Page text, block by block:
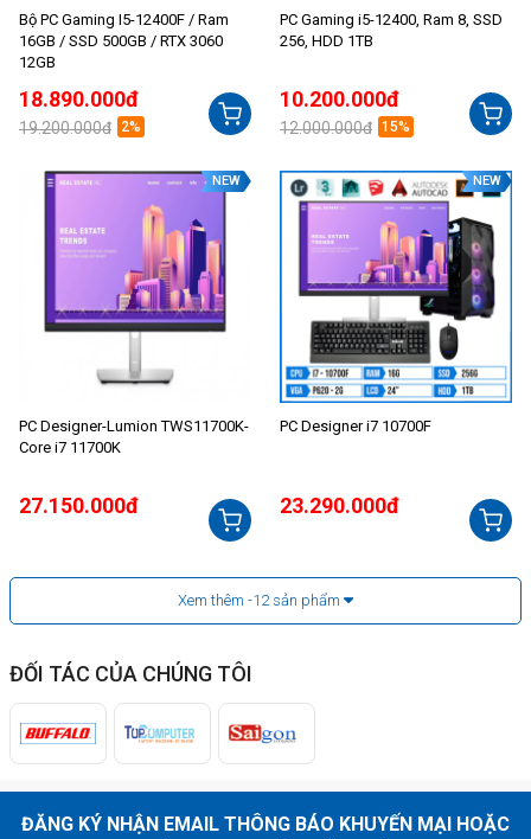
Bộ PC Gaming I5-12400F / Ram
16GB / SSD 500GB / RTX 3060
12GB
18.890.000đ
19.200.000đ 2%
PC Gaming i5-12400, Ram 8, SSD
256, HDD 1TB
10.200.000đ
12.000.000đ 15%
NEW
PC Designer-Lumion TWS11700K-
Core i7 11700K
27.150.000đ
NEW
PC Designer i7 10700F
23.290.000đ
Xem thêm -12sản phẩm
ĐỐI TÁC CỦA CHÚNG TÔI
ĐĂNG KÝ NHẬN EMAIL THÔNG BÁO KHUYẾN MẠI HOẶC